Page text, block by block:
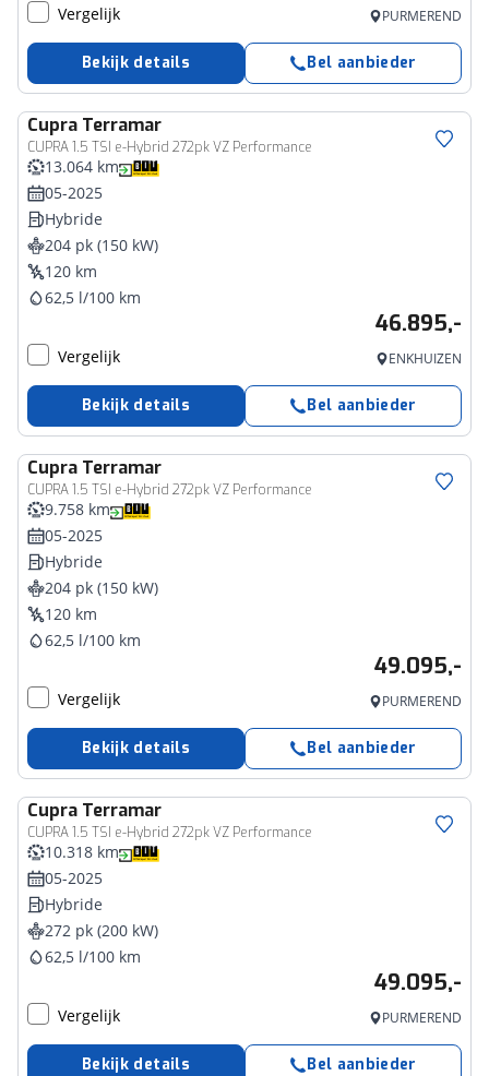
Vergelijk PURMEREND
Bekijk details Bel aanbieder
Cupra Terramar
CUPRA 1.5 TSI e-Hybrid 272pk VZ Performance
13.064 km
05-2025
Hybride
204 pk (150 kW)
120 km
62,5 l/100 km
46.895,-
Vergelijk ENKHUIZEN
Bekijk details Bel aanbieder
Cupra Terramar
CUPRA 1.5 TSI e-Hybrid 272pk VZ Performance
9.758 km
05-2025
Hybride
204 pk (150 kW)
120 km
62,5 l/100 km
49.095,-
Vergelijk PURMEREND
Bekijk details Bel aanbieder
Cupra Terramar
CUPRA 1.5 TSI e-Hybrid 272pk VZ Performance
10.318 km
05-2025
Hybride
272 pk (200 kW)
62,5 l/100 km
49.095,-
Vergelijk PURMEREND
Bekijk details Bel aanbieder